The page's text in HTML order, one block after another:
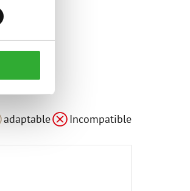
adaptable Incompatible